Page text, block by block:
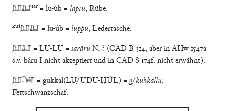
𒇻𒂠sar = lu-úb = laptu, Rübe.
kuš𒇻𒂠 = lu-úb = luppu, Ledertasche.
𒇻𒇻 = LU-LU = sarāruN, ? (CAD B 314, aber in AHw 1547a
s.v. bâru I nicht akzeptiert und in CAD S 174f. nicht erwähnt).
𒇻𒄾 = gukkal(LU/UDU-ḪÚL) =g/kukkallu,
Fettschwanzschaf.